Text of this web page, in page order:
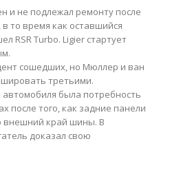
и не подлежал ремонту после
то время как оставшийся
RSR Turbo. Ligier стартует
сошедших, но Мюллер и ван
третьими.
была потребность
после того, как задние панели
внешний край шины. В
доказал свою